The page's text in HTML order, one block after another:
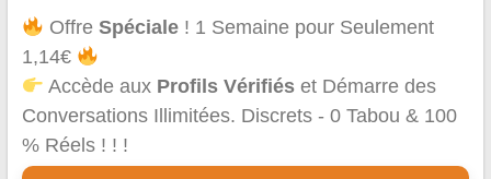
OffreSpéciale ! 1 Semaine pour Seulement
1,14€
Accède aux Profils Vérifiés et Démarre des
Conversations Illimitées. Discrets - 0 Tabou & 100
% Réels ! ! !